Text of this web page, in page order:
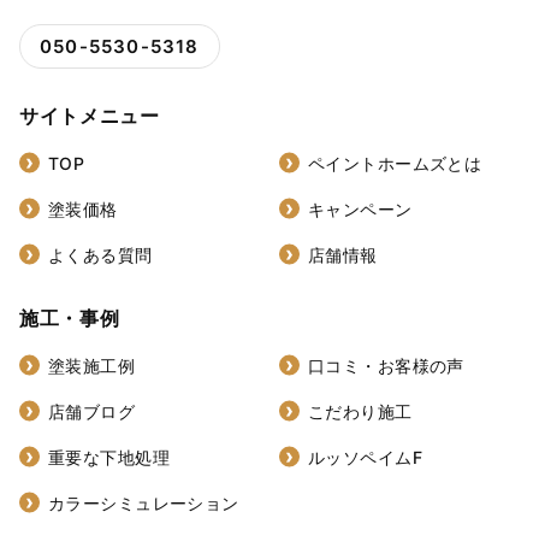
050-5530-5318
サイトメニュー
TOP ペイントホームズとは
塗装価格 キャンペーン
よくある質問 店舗情報
施工・事例
塗装施工例 口コミ・お客様の声
店舗ブログ こだわり施工
重要な下地処理 ルッソペイムF
カラーシミュレーション